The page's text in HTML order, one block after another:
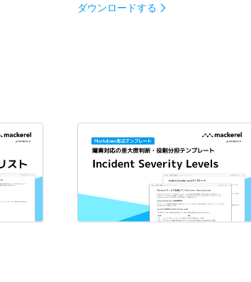
ダウンロードする